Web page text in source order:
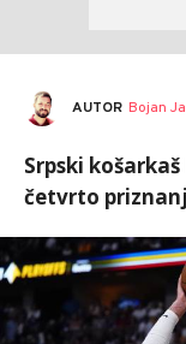
AUTOR Bojan
Srpski
četvrto